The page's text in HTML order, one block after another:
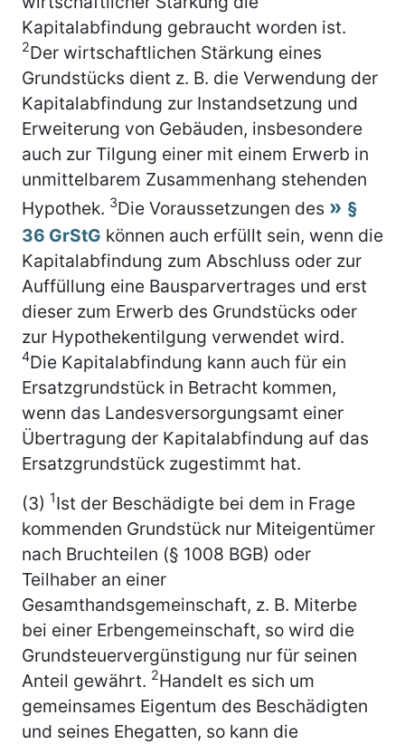
Kapitalabfindung gebraucht worden ist.
2Der wirtschaftlichen Stärkung eines
Grundstücks dient z. B. die Verwendung der
Kapitalabfindung zur Instandsetzung und
Erweiterung von Gebäuden, insbesondere
auch zur Tilgung einer mit einem Erwerb in
unmittelbarem Zusammenhang stehenden
Hypothek. 3Die Voraussetzungen des
§
36 GrStG können auch erfüllt sein, wenn die
Kapitalabfindung zum Abschluss oder zur
Auffüllung eine Bausparvertrages und erst
dieser zum Erwerb des Grundstücks oder
zur Hypothekentilgung verwendet wird.
4Die Kapitalabfindung kann auch für ein
Ersatzgrundstück in Betracht kommen,
wenn das Landesversorgungsamt einer
Übertragung der Kapitalabfindung auf das
Ersatzgrundstück zugestimmt hat.
(3) 1Ist der Beschädigte bei dem in Frage
kommenden Grundstück nur Miteigentümer
nach Bruchteilen (§ 1008 BGB) oder
Teilhaber an einer
Gesamthandsgemeinschaft, z. B. Miterbe
bei einer Erbengemeinschaft, so wird die
Grundsteuervergünstigung nur für seinen
Anteil gewährt. 2Handelt es sich um
gemeinsames Eigentum des Beschädigten
und seines Ehegatten, so kann die